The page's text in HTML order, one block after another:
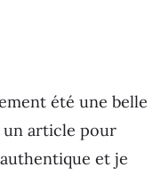
été une belle
un article pour
et je